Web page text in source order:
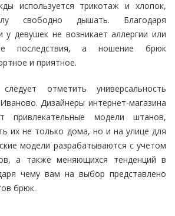
используется трикотаж и хлопок,
свободно дышать. Благодаря
у девушек не возникает аллергии или
последствия, а ношение брюк
и приятное.
отметить универсальность
Дизайнеры интернет-магазина
привлекательные модели штанов,
их не только дома, но и на улице для
модели разрабатываются с учетом
а также меняющихся тенденций в
чему вам на выбор представлено
брюк.